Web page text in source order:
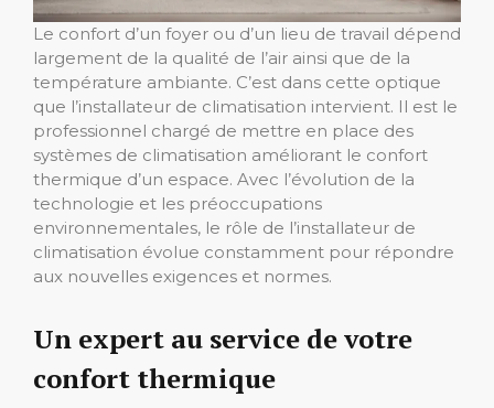
Le confort d’un foyer ou d’un lieu de travail dépend
largement de la qualité de l’air ainsi que de la
température ambiante. C’est dans cette optique
que l’installateur de climatisation intervient. Il est le
professionnel chargé de mettre en place des
systèmes de climatisation améliorant le confort
thermique d’un espace. Avec l’évolution de la
technologie et les préoccupations
environnementales, le rôle de l’installateur de
climatisation évolue constamment pour répondre
aux nouvelles exigences et normes.
Un expert au service de votre
confort thermique